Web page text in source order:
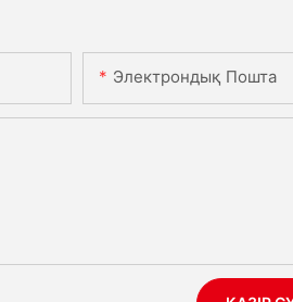
Электрондық Пошта